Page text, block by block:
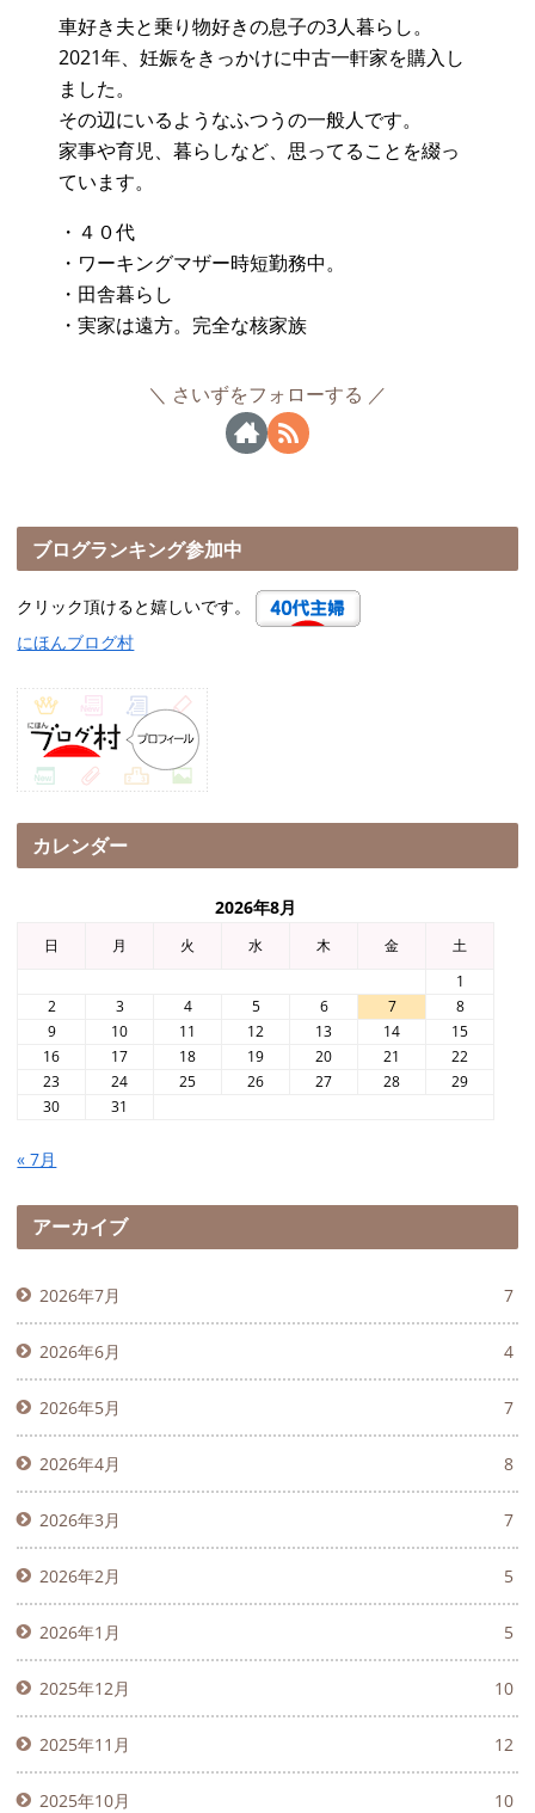
車好き夫と乗り物好きの息子の3人暮らし。
2021年、妊娠をきっかけに中古一軒家を購入し
ました。
その辺にいるようなふつうの一般人です。
家事や育児、暮らしなど、思ってることを綴っ
ています。
・４０代
・ワーキングマザー時短勤務中。
・田舎暮らし
・実家は遠方。完全な核家族
さいずをフォローする
ブログランキング参加中
クリック頂けると嬉しいです。
にほんブログ村
カレンダー
2026年8月
日 月 火 水 木 金
土
1
2
3 4 5 6 7
8
9
10 11 12 13 14
15
16
17 18 19 20 21
22
23
24 25 26 27 28
29
30
31
« 7月
アーカイブ
2026年7月 7
2026年6月 4
2026年5月 7
2026年4月 8
2026年3月 7
2026年2月 5
2026年1月 5
2025年12月 10
2025年11月 12
2025年10月 10